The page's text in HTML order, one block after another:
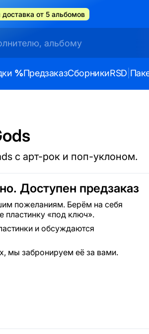
доставка от 5 альбомов
%ПредзаказСборникиRSD
с арт-рок и поп-уклоном.
Доступен предзаказ
пожеланиям. Берём на себя
пластинку «под ключ».
и обсуждаются
мы забронируем её за вами.